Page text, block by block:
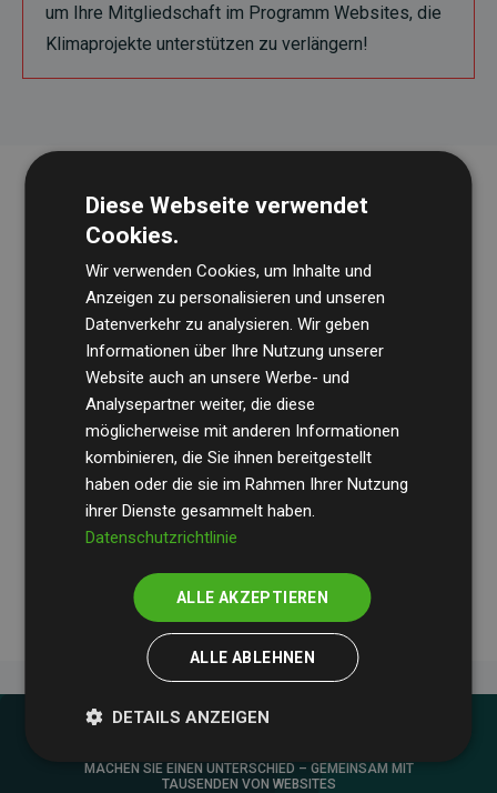
um Ihre Mitgliedschaft im Programm Websites, die
Klimaprojekte unterstützen zu verlängern!
Die Wirtschaftsprüfungsgesellschaft BDOüberprüft
regelmäßig unsere Berechnungen und Methodik, um
Transparenz und Verlässlichkeit sicherzustellen.
Ihre Prüfungen belegen, dass unsere Investitionen in
Klimaschutzprojekte im Durchschnitt200 % der
geschätzten CO₂-Emissionender teilnehmenden
Websites kompensieren – ein klarer Nachweis für die
messbare Klimawirkung unseres Ansatzes.
MACHEN SIE EINEN UNTERSCHIED – GEMEINSAM MIT
TAUSENDEN VON WEBSITES
Diese Webseite verwendet
Cookies.
Wir verwenden Cookies, um Inhalte und
Anzeigen zu personalisieren und unseren
Datenverkehr zu analysieren. Wir geben
Informationen über Ihre Nutzung unserer
Website auch an unsere Werbe- und
Analysepartner weiter, die diese
möglicherweise mit anderen Informationen
kombinieren, die Sie ihnen bereitgestellt
haben oder die sie im Rahmen Ihrer Nutzung
ihrer Dienste gesammelt haben.
Datenschutzrichtlinie
ALLE AKZEPTIEREN
ALLE ABLEHNEN
DETAILS ANZEIGEN